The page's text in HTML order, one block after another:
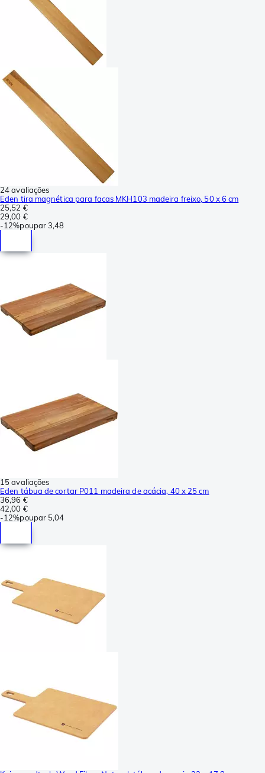
24 avaliações
Eden tira magnética para facas MKH103 madeira freixo, 50 x 6 cm
25,52 €
29,00 €
-12%poupar3,48
15 avaliações
Eden tábua de cortar P011 madeira de acácia, 40 x 25 cm
36,96 €
42,00 €
-12%poupar 5,04